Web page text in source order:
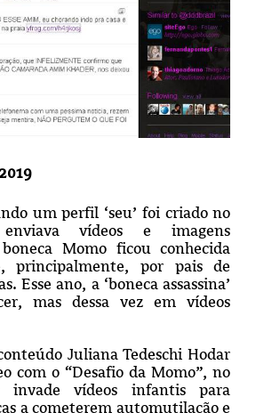
um perfil ‘seu’ foi criado no
vídeos e imagens
Momo ficou conhecida
principalmente, por pais de
Esse ano, a ‘boneca assassina’
mas dessa vez em vídeos
Juliana Tedeschi Hodar
com o “Desafio da Momo”, no
invade vídeos infantis para
a cometerem automutilação e